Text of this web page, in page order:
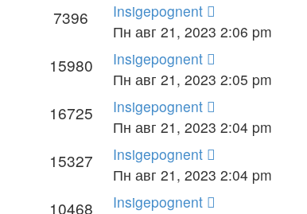
7396
Insigepognent
Пн авг 21, 2023 2:06 pm
15980
Insigepognent
Пн авг 21, 2023 2:05 pm
16725
Insigepognent
Пн авг 21, 2023 2:04 pm
15327
Insigepognent
Пн авг 21, 2023 2:04 pm
10468
Insigepognent